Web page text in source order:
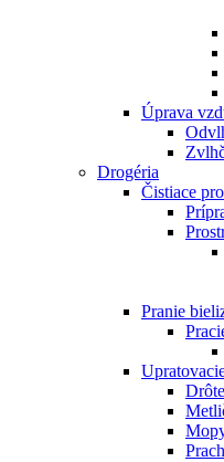
Úprava
Drogéria
Čistiace
Pranie